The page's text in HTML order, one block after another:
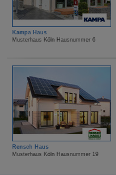
Kampa Haus
Musterhaus Köln Hausnummer 6
Rensch Haus
Musterhaus Köln Hausnummer 19